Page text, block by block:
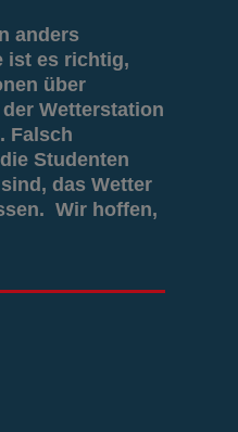
anders
ist es richtig,
über
Wetterstation
Falsch
Studenten
das Wetter
Wir hoffen,